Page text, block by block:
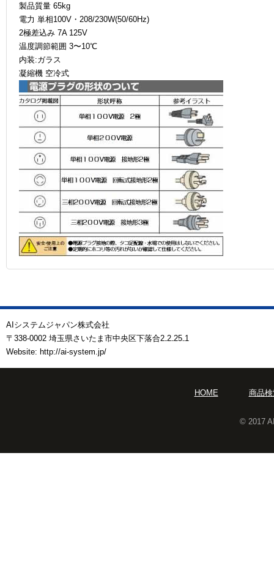
製品質量 65kg
電力 単相100V・208/230W(50/60Hz)
2極差込み 7A 125V
温度調節範囲 3〜10℃
内装:ガラス
凝縮機 空冷式
AIシステムジャパン株式会社
〒338-0002 埼玉県さいたま市中央区下落合2₋2₋25₋1
Website: http://ai-system.jp/
HOME 商品検
© 2017